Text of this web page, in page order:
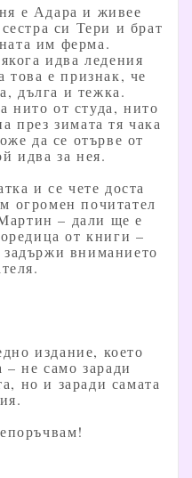
е Адара и живее
си Тери и брат
им ферма.
идва ледения
това е признак, че
дълга и тежка.
нито от студа, нито
през зимата тя чака
да се отърве от
идва за нея.
и се чете доста
огромен почитател
– дали ще е
от книги –
задържи вниманието
издание, което
– не само заради
но и заради самата